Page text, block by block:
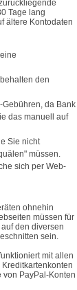
Tage lang
ältere Kontodaten
den
da Bank
das manuell auf
Sie nicht
müssen.
sich per Web-
ohnehin
müssen für
den diversen
sein.
mit allen
von PayPal-Konten